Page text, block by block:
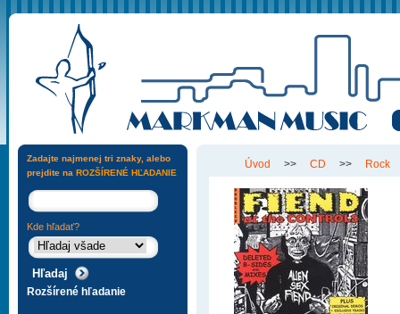
Úvod >> CD >> Rock
Zadajte najmenej tri znaky, alebo
prejdite na ROZŠÍRENÉ HĽADANIE
Kde hľadať?
Rozšírené hľadanie